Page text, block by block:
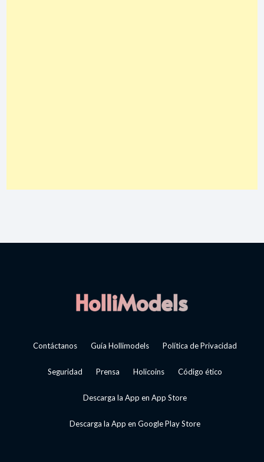
Contáctanos Guía Hollimodels Política de Privacidad
Seguridad Prensa Holicoins Código ético
Descarga la App en App Store
Descarga la App en Google Play Store